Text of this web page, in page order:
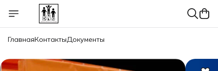
ГлавнаяКонтактыДокументы